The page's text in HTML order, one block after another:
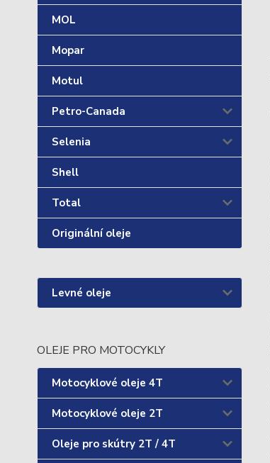
MOL
Mopar
Motul
Petro-Canada
Selenia
Shell
Total
Originální oleje
Levné oleje
OLEJE PRO MOTOCYKLY
Motocyklové oleje 4T
Motocyklové oleje 2T
Oleje pro skútry 2T / 4T